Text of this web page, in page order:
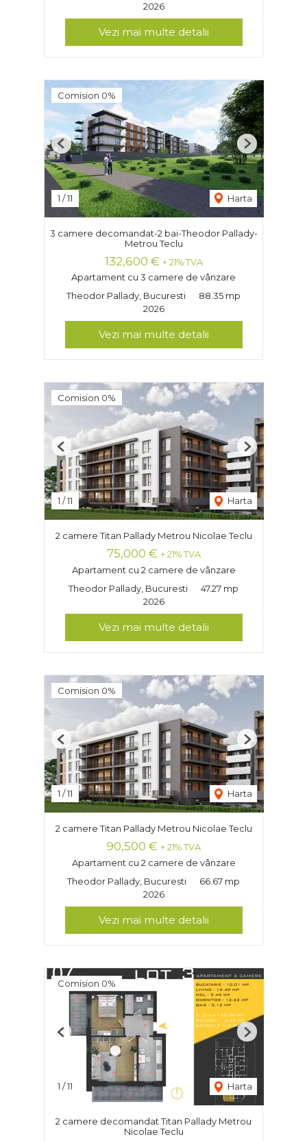
2026
Vezi mai multe detalii
Comision 0%
1 /11 Harta
Previous Next
3 camere decomandat-2 bai-Theodor Pallady-
Metrou Teclu
132,600 € + 21% TVA
Apartament cu 3 camere de vânzare
Theodor Pallady, Bucuresti
88.35 mp
2026
Vezi mai multe detalii
Comision 0%
1 /11 Harta
Previous Next
2 camere Titan Pallady Metrou Nicolae Teclu
75,000 € + 21% TVA
Apartament cu 2 camere de vânzare
Theodor Pallady, Bucuresti
47.27 mp
2026
Vezi mai multe detalii
Comision 0%
1 /11 Harta
Previous Next
2 camere Titan Pallady Metrou Nicolae Teclu
90,500 € + 21% TVA
Apartament cu 2 camere de vânzare
Theodor Pallady, Bucuresti
66.67 mp
2026
Vezi mai multe detalii
Comision 0%
1 /11 Harta
Previous Next
2 camere decomandat Titan Pallady Metrou
Nicolae Teclu